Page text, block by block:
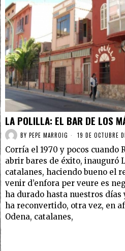
LA POLILLA: EL BAR DE LOS
BY PEPE MARROIG 19 DE OCTUBRE
Corría el 1970 y pocos cuando
abrir bares de éxito, inauguró
catalanes, haciendo bueno el
venir d’enfora per veure es
ha durado hasta nuestros días
ha reconvertido, otra vez, en
Odena, catalanes,